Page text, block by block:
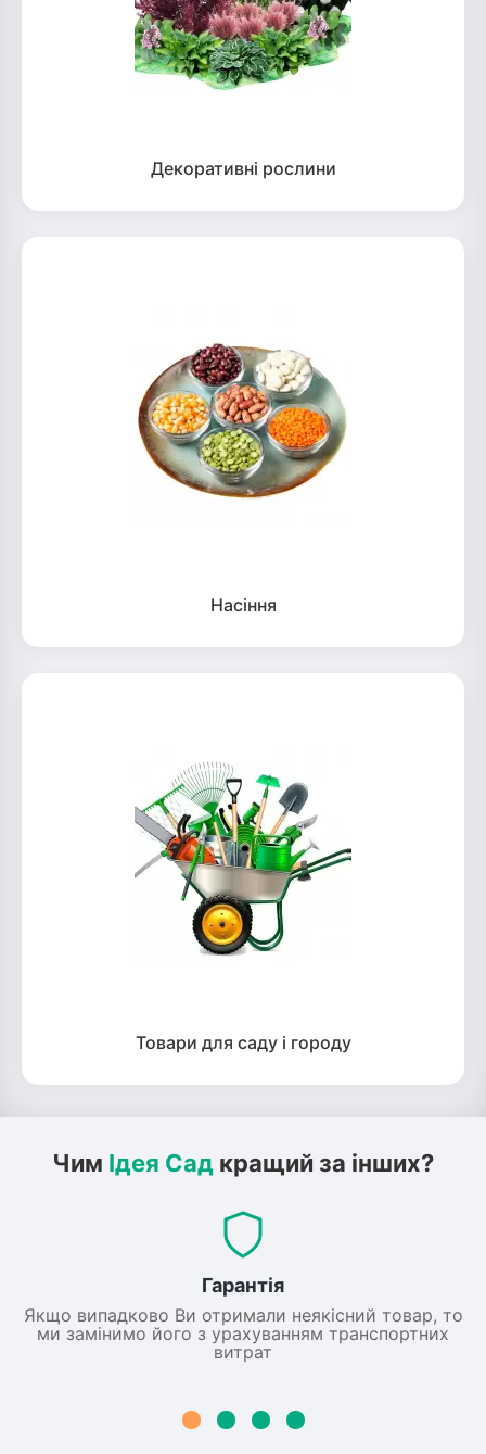
Декоративні рослини
Насіння
Товари для саду і городу
Чим Ідея Сад кращий за інших?
Гарантія
Якщо випадково Ви отримали неякісний товар, то
ми замінимо його з урахуванням транспортних
витрат